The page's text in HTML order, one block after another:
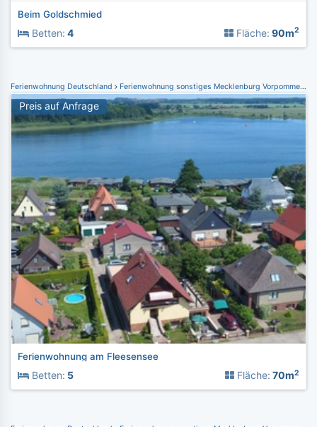
Beim Goldschmied
Betten: 4 Fläche: 90m2
Ferienwohnung Deutschland Ferienwohnung sonstiges Mecklenburg Vorpommern
Preis auf Anfrage
Ferienwohnung am Fleesensee
Betten: 5 Fläche: 70m2